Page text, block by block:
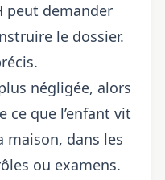
peut demander
le dossier.
négligée, alors
ce que l’enfant vit
maison, dans les
ou examens.